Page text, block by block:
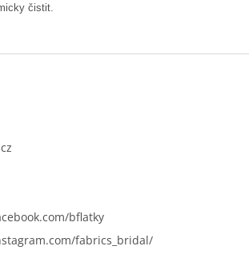
čistit.
bflatky
fabrics_bridal/